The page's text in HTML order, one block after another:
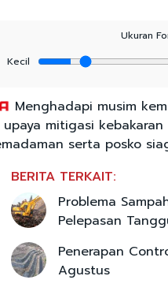
Ukuran
Kecil
Menghadapi musim
mitigasi
serta posko
BERITA TERKAIT:
Problema
Pelepasan
Penerapan
Agustus